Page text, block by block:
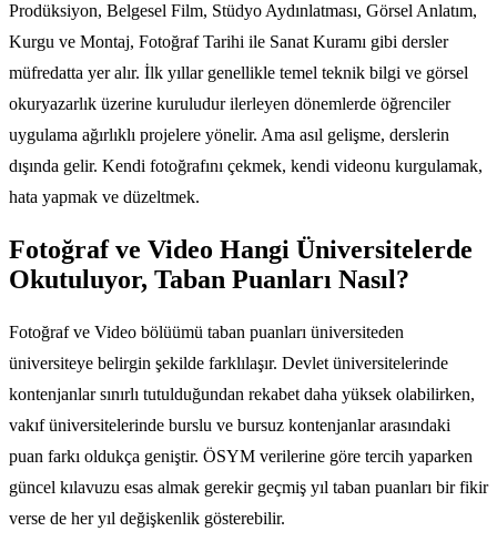
Prodüksiyon, Belgesel Film, Stüdyo Aydınlatması, Görsel Anlatım,
Kurgu ve Montaj, Fotoğraf Tarihi ile Sanat Kuramı gibi dersler
müfredatta yer alır. İlk yıllar genellikle temel teknik bilgi ve görsel
okuryazarlık üzerine kuruludur ilerleyen dönemlerde öğrenciler
uygulama ağırlıklı projelere yönelir. Ama asıl gelişme, derslerin
dışında gelir. Kendi fotoğrafını çekmek, kendi videonu kurgulamak,
hata yapmak ve düzeltmek.
Fotoğraf ve Video Hangi Üniversitelerde
Okutuluyor, Taban Puanları Nasıl?
Fotoğraf ve Video bölüümü taban puanları üniversiteden
üniversiteye belirgin şekilde farklılaşır. Devlet üniversitelerinde
kontenjanlar sınırlı tutulduğundan rekabet daha yüksek olabilirken,
vakıf üniversitelerinde burslu ve bursuz kontenjanlar arasındaki
puan farkı oldukça geniştir. ÖSYM verilerine göre tercih yaparken
güncel kılavuzu esas almak gerekir geçmiş yıl taban puanları bir fikir
verse de her yıl değişkenlik gösterebilir.